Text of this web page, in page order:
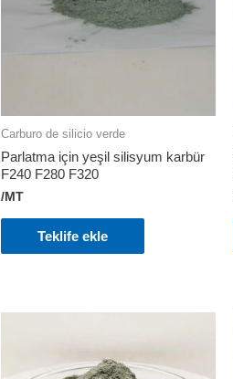
Carburo de silicio verde
Parlatma için yeşil silisyum karbür
F240 F280 F320
/MT
Teklife ekle